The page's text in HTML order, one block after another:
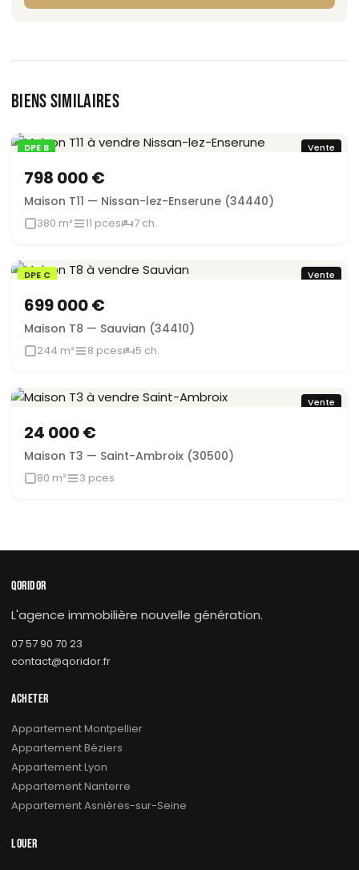
BIENS SIMILAIRES
DPE B Vente
798 000 €
Maison T11 — Nissan-lez-Enserune (34440)
380 m² 11 pces 7 ch.
DPE C Vente
699 000 €
Maison T8 — Sauvian (34410)
244 m² 8 pces 5 ch.
Vente
24 000 €
Maison T3 — Saint-Ambroix (30500)
80 m² 3 pces
QORIDOR
L'agence immobilière nouvelle génération.
07 57 90 70 23
contact@qoridor.fr
ACHETER
Appartement Montpellier
Appartement Béziers
Appartement Lyon
Appartement Nanterre
Appartement Asnières-sur-Seine
LOUER